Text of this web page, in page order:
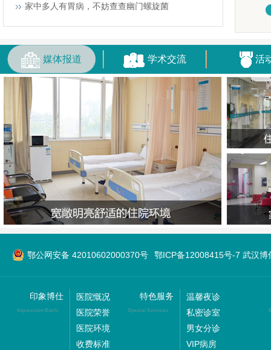
家中多人有胃病，不妨查查幽门螺旋菌
媒体报道 学术交流 活
鄂公网安备 42010602000370号 鄂ICP备12008415号-7 武汉博
印象博仕
Impression Boshi
医院慨况
医院荣誉
医院环境
收费标准
特色服务
Special Services
温馨夜诊
私密诊室
男女分诊
VIP病房